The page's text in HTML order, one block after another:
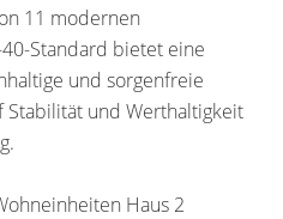
11 modernen
Standard bietet eine
und sorgenfreie
Stabilität und Werthaltigkeit
Haus 2